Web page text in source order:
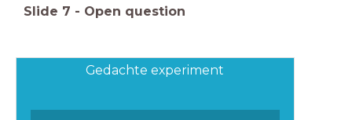
Slide 7 - Open question
Gedachte experiment